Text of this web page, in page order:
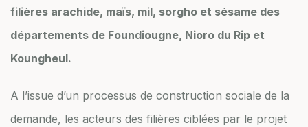
filières arachide, maïs, mil, sorgho et sésame des
départements de Foundiougne, Nioro du Rip et
Koungheul.
A l’issue d’un processus de construction sociale de la
demande, les acteurs des filières ciblées par le projet